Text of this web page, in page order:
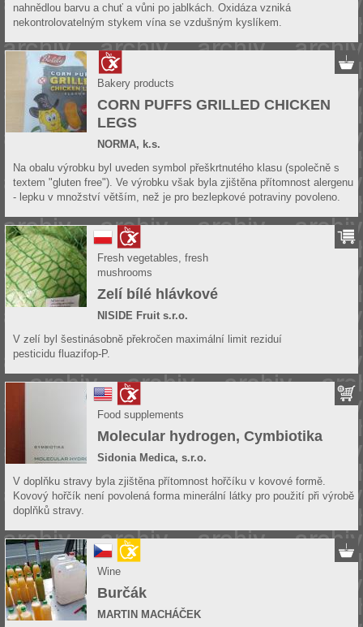
nahnědlou barvu a chuť a vůni po jablkách. Oxidáza vzniká
nekontrolovatelným stykem vína se vzdušným kyslíkem.
Bakery products
CORN PUFFS GRILLED CHICKEN
LEGS
NORMA, k.s.
Na obalu výrobku byl uveden symbol přeškrtnutého klasu (společně s
textem "gluten free"). Ve výrobku však byla zjištěna přítomnost alergenu
- lepku v množství větším, než je pro bezlepkové potraviny povoleno.
Fresh vegetables, fresh
mushrooms
Zelí bílé hlávkové
NISIDE Fruit s.r.o.
V zelí byl šestinásobně překročen maximální limit reziduí
pesticidu fluazifop-P.
Food supplements
Molecular hydrogen, Cymbiotika
Sidonia Medica, s.r.o.
V doplňku stravy byla zjištěna přítomnost hořčíku v kovové formě.
Kovový hořčík není povolená forma minerální látky pro použití při výrobě
doplňků stravy.
Wine
Burčák
MARTIN MACHÁČEK